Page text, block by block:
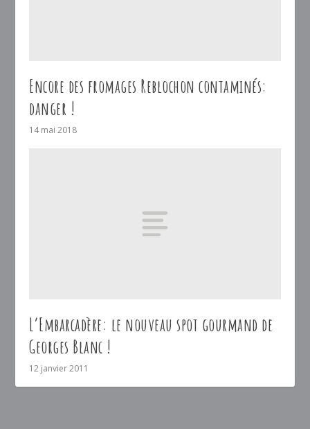
Encore des fromages Reblochon contaminés:
danger !
14 mai 2018
L’Embarcadère: le nouveau spot gourmand de
Georges Blanc !
12 janvier 2011